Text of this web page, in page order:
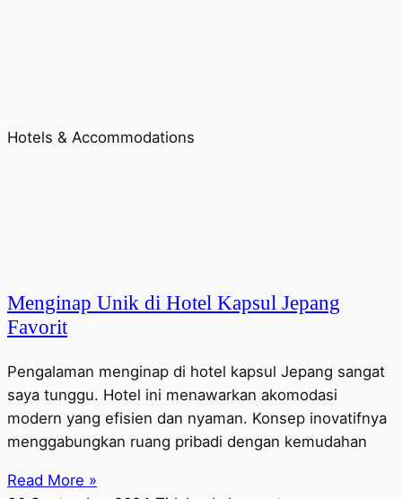
Hotels & Accommodations
Menginap Unik di Hotel Kapsul Jepang
Favorit
Pengalaman menginap di hotel kapsul Jepang sangat
saya tunggu. Hotel ini menawarkan akomodasi
modern yang efisien dan nyaman. Konsep inovatifnya
menggabungkan ruang pribadi dengan kemudahan
Read More »